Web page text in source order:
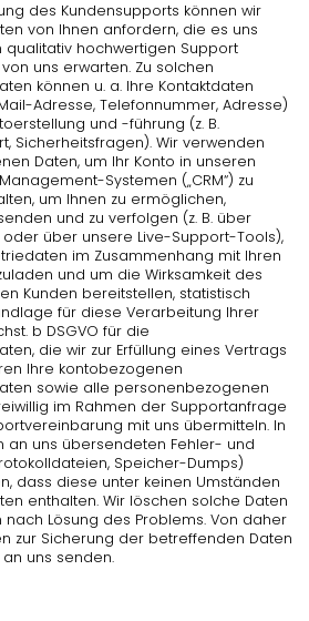
des Kundensupports können wir
von Ihnen anfordern, die es uns
qualitativ hochwertigen Support
uns erwarten. Zu solchen
können u. a. Ihre Kontaktdaten
Adresse, Telefonnummer, Adresse)
und -führung (z. B.
Sicherheitsfragen). Wir verwenden
Daten, um Ihr Konto in unseren
Systemen („CRM“) zu
um Ihnen zu ermöglichen,
und zu verfolgen (z. B. über
über unsere Live-Support-Tools),
im Zusammenhang mit Ihren
und um die Wirksamkeit des
Kunden bereitstellen, statistisch
für diese Verarbeitung Ihrer
b DSGVO für die
die wir zur Erfüllung eines Vertrags
Ihre kontobezogenen
sowie alle personenbezogenen
im Rahmen der Supportanfrage
mit uns übermitteln. In
an uns übersendeten Fehler- und
Speicher-Dumps)
dass diese unter keinen Umständen
enthalten. Wir löschen solche Daten
Lösung des Problems. Von daher
zur Sicherung der betreffenden Daten
uns senden.